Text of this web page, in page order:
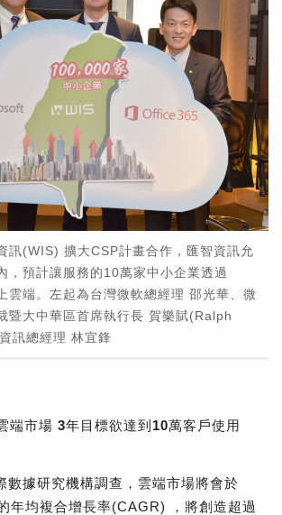
訊(WIS) 擴大CSP計畫合作，匯智資訊允
，預計讓服務的10萬家中小企業透過
端。左起為台灣微軟總經理 邵光華、微
暨大中華區首席執行長 賀樂賦(Ralph
訊總經理 林宜鋒
端市場 3年目標欲達到10萬客戶使用
數據研究機構調查，雲端市場將會於
年均複合增長率(CAGR) ，將創造超過